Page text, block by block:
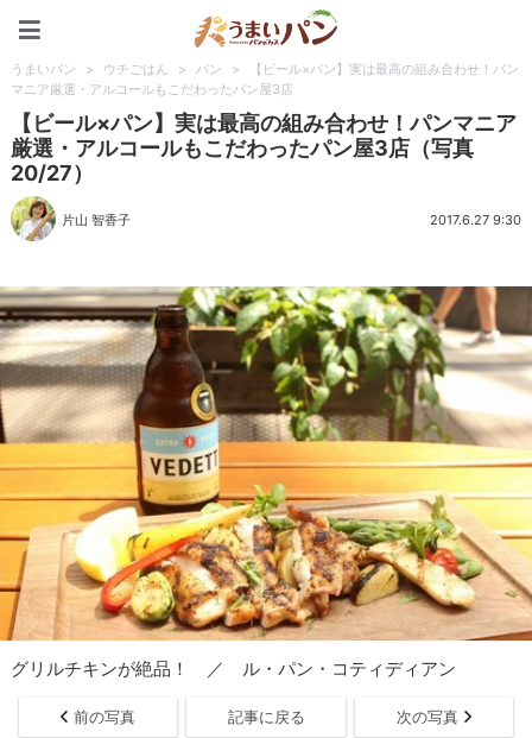
うまいパン > ウチごはん > パン >
【ビール×パン】実は最高の組み合わせ！パン
マニア厳選・アルコールもこだわったパン屋3店
【ビール×パン】実は最高の組み合わせ！パンマニア
厳選・アルコールもこだわったパン屋3店（写真
20/27）
片山 智香子 2017.6.27 9:30
グリルチキンが絶品！ ／ ル・パン・コティディアン
前の写真 記事に戻る 次の写真